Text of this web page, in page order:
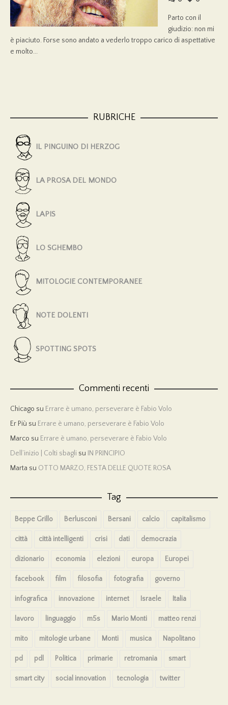
Parto con il
giudizio: non mi
è piaciuto. Forse sono andato a vederlo troppo carico di aspettative
e molto...
RUBRICHE
IL PINGUINO DI HERZOG
LA PROSA DEL MONDO
LAPIS
LO SGHEMBO
MITOLOGIE CONTEMPORANEE
NOTE DOLENTI
SPOTTING SPOTS
Commenti recenti
Chicago su Errare è umano, perseverare è Fabio Volo
Er Più su Errare è umano, perseverare è Fabio Volo
Marco su Errare è umano, perseverare è Fabio Volo
Dell’inizio | Colti sbagli su IN PRINCIPIO
Marta su OTTO MARZO, FESTA DELLE QUOTE ROSA
Tag
Beppe Grillo Berlusconi Bersani calcio capitalismo
città città intelligenti crisi dati democrazia
dizionario economia elezioni europa Europei
facebook film filosofia fotografia governo
infografica innovazione internet Israele Italia
lavoro linguaggio m5s Mario Monti matteo renzi
mito mitologie urbane Monti musica Napolitano
pd pdl Politica primarie retromania smart
smart city social innovation tecnologia twitter